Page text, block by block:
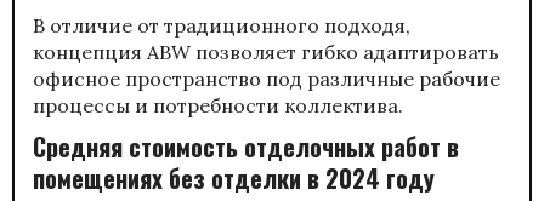
В отличие от традиционного подходя,
концепция ABW позволяет гибко адаптировать
офисное пространство под различные рабочие
процессы и потребности коллектива.
Средняя стоимость отделочных работ в
помещениях без отделки в 2024 году